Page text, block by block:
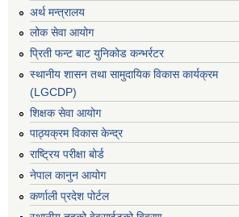
अर्थ मन्त्रालय
लोक सेवा आयोग
प्रिती फन्ट बाट युनिकोड कन्भर्रटर
स्थानीय शासन तथा सामुदायिक विकास कार्यक्रम
(LGCDP)
शिक्षक सेवा आयोग
पाठ्यक्रम विकास केन्द्र
राष्ट्रिय परीक्षा बोर्ड
नेपाल कानुन आयोग
कर्णाली प्रदेश पोर्टल